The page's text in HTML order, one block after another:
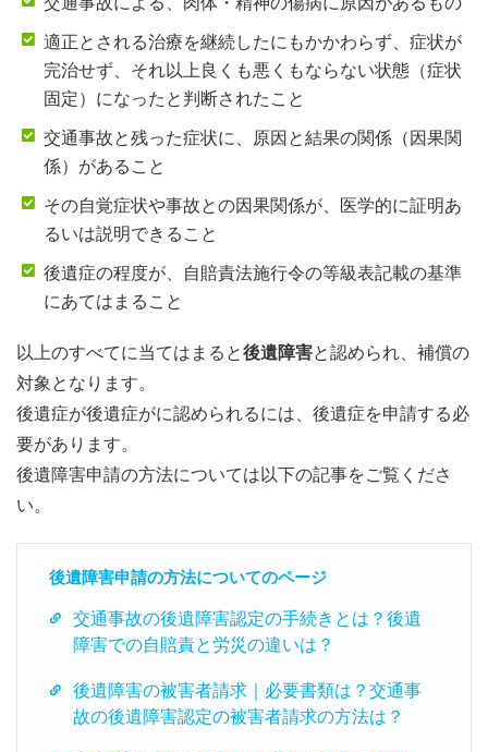
適正とされる治療を継続したにもかかわらず、症状が
完治せず、それ以上良くも悪くもならない状態（症状
固定）になったと判断されたこと
交通事故と残った症状に、原因と結果の関係（因果関
係）があること
その自覚症状や事故との因果関係が、医学的に証明あ
るいは説明できること
後遺症の程度が、自賠責法施行令の等級表記載の基準
にあてはまること
以上のすべてに当てはまると後遺障害と認められ、補償の
対象となります。
後遺症が後遺症がに認められるには、後遺症を申請する必
要があります。
後遺障害申請の方法については以下の記事をご覧くださ
い。
後遺障害申請の方法についてのページ
交通事故の後遺障害認定の手続きとは？後遺
障害での自賠責と労災の違いは？
後遺障害の被害者請求｜必要書類は？交通事
故の後遺障害認定の被害者請求の方法は？